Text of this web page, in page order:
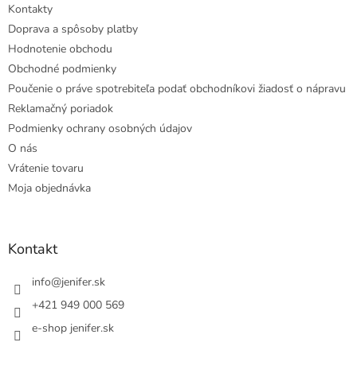
Kontakty
Doprava a spôsoby platby
Hodnotenie obchodu
Obchodné podmienky
Poučenie o práve spotrebiteľa podať obchodníkovi žiadosť o nápravu
Reklamačný poriadok
Podmienky ochrany osobných údajov
O nás
Vrátenie tovaru
Moja objednávka
Kontakt
info@jenifer.sk
+421 949 000 569
e-shop jenifer.sk